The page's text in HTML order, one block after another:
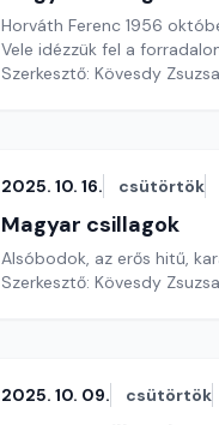
Horváth Ferenc 1956
Vele idézzük fel a
Szerkesztő: Kövesdy Zsuzsa
2025. 10. 16. csütörtök
Magyar csillagok
Alsóbodok, az erős hitű,
Szerkesztő: Kövesdy Zsuzsa
2025. 10. 09. csütörtök